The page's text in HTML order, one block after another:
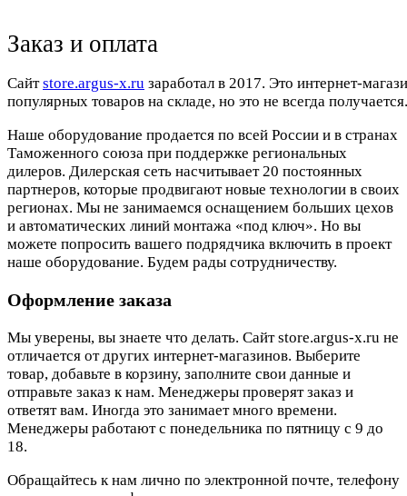
Заказ и оплата
Cайтstore.argus-x.ru заработал в 2017. Это интернет-
популярных товаров на складе, но это не всегда
Наше оборудование продается по всей России и в странах
Таможенного союза при поддержке региональных
дилеров. Дилерская сеть насчитывает 20 постоянных
партнеров, которые продвигают новые технологии в своих
регионах. Мы не занимаемся оснащением больших цехов
и автоматических линий монтажа «под ключ». Но вы
можете попросить вашего подрядчика включить в проект
наше оборудование. Будем рады сотрудничеству.
Оформление заказа
Мы уверены, вы знаете что делать. Сайт store.argus-x.ru не
отличается от других интернет-магазинов. Выберите
товар, добавьте в корзину, заполните свои данные и
отправьте заказ к нам. Менеджеры проверят заказ и
ответят вам. Иногда это занимает много времени.
Менеджеры работают с понедельника по пятницу с 9 до
18.
Обращайтесь к нам лично по электронной почте, телефону